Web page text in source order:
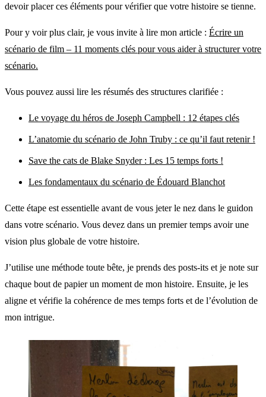
devoir placer ces éléments pour vérifier que votre histoire se tienne.
Pour y voir plus clair, je vous invite à lire mon article : Écrire un
scénario de film – 11 moments clés pour vous aider à structurer votre
scénario.
Vous pouvez aussi lire les résumés des structures clarifiée :
Le voyage du héros de Joseph Campbell : 12 étapes clés
L’anatomie du scénario de John Truby : ce qu’il faut retenir !
Save the cats de Blake Snyder : Les 15 temps forts !
Les fondamentaux du scénario de Édouard Blanchot
Cette étape est essentielle avant de vous jeter le nez dans le guidon
dans votre scénario. Vous devez dans un premier temps avoir une
vision plus globale de votre histoire.
J’utilise une méthode toute bête, je prends des posts-its et je note sur
chaque bout de papier un moment de mon histoire. Ensuite, je les
aligne et vérifie la cohérence de mes temps forts et de l’évolution de
mon intrigue.